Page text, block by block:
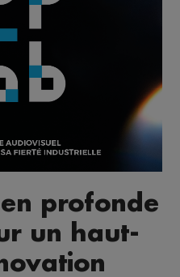
profonde
un haut-